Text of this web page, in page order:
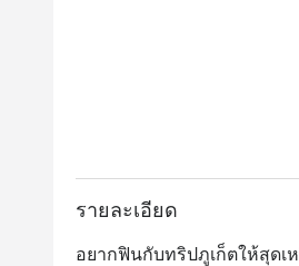
รายละเอียด
อยากฟินกับทริปภูเก็ตให้สุดเ